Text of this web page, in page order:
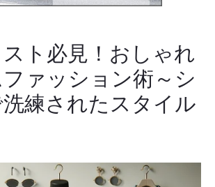
ト必見！おしゃれ
ァッション術～シ
練されたスタイル